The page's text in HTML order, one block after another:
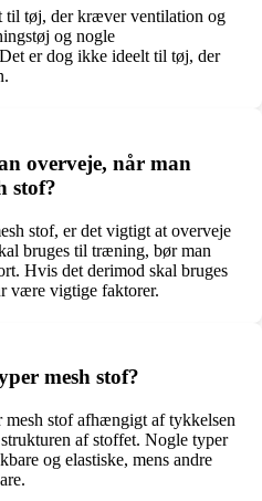
til tøj, der kræver ventilation og
og nogle
er dog ikke ideelt til tøj, der
overveje, når man
stof?
stof, er det vigtigt at overveje
bruges til træning, bør man
Hvis det derimod skal bruges
være vigtige faktorer.
mesh stof?
mesh stof afhængigt af tykkelsen
af stoffet. Nogle typer
og elastiske, mens andre